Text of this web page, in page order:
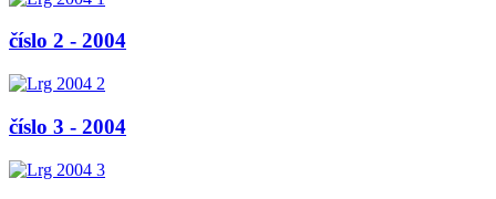
číslo 2 - 2004
číslo 3 - 2004